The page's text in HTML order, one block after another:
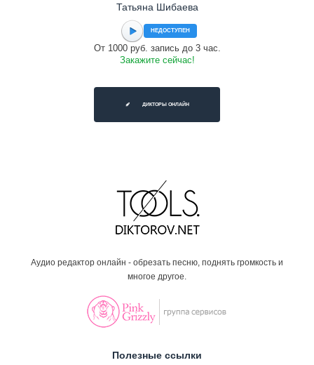
Татьяна Шибаева
НЕДОСТУПЕН
От 1000 руб. запись до 3 час.
Закажите сейчас!
ДИКТОРЫ ОНЛАЙН
Аудио редактор онлайн - обрезать песню, поднять громкость и
многое другое.
Полезные ссылки